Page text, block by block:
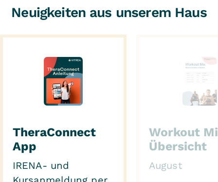
Neuigkeiten aus unserem Haus
TheraConnect
App
IRENA- und
Workout
Übersicht
August